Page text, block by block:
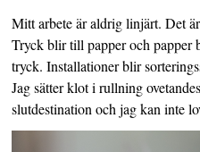
Mitt arbete är aldrig linjärt. Det
Tryck blir till papper och papper
tryck. Installationer blir
Jag sätter klot i rullning
slutdestination och jag kan inte